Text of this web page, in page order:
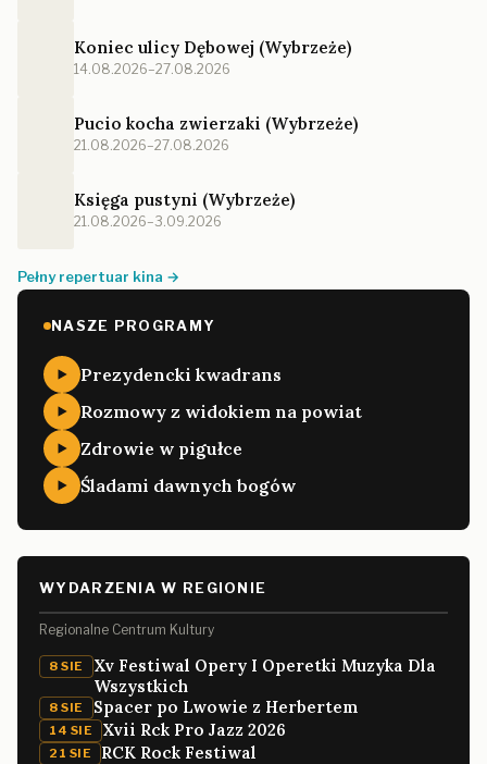
Koniec ulicy Dębowej (Wybrzeże)
14.08.2026–27.08.2026
Pucio kocha zwierzaki (Wybrzeże)
21.08.2026–27.08.2026
Księga pustyni (Wybrzeże)
21.08.2026–3.09.2026
Pełny repertuar kina →
NASZE PROGRAMY
Prezydencki kwadrans
Rozmowy z widokiem na powiat
Zdrowie w pigułce
Śladami dawnych bogów
WYDARZENIA W REGIONIE
Regionalne Centrum Kultury
8 SIE
Xv Festiwal Opery I Operetki Muzyka Dla
Wszystkich
8 SIE Spacer po Lwowie z Herbertem
14 SIE Xvii Rck Pro Jazz 2026
21 SIE RCK Rock Festiwal